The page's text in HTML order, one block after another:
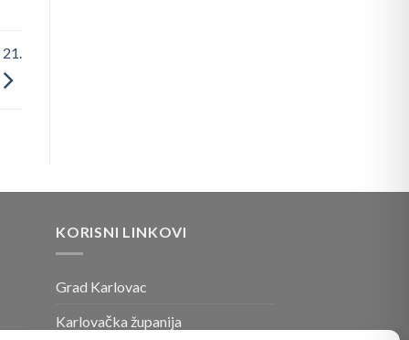
KORISNI LINKOVI
Grad Karlovac
Karlovačka županija